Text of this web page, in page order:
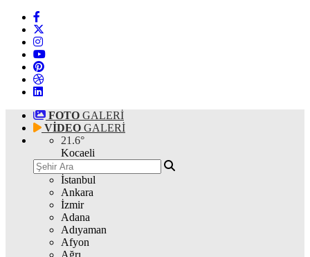
FOTO GALERİ
VİDEO GALERİ
21.6°
Kocaeli
İstanbul
Ankara
İzmir
Adana
Adıyaman
Afyon
Ağrı